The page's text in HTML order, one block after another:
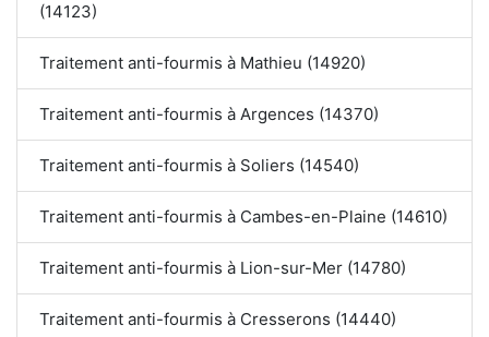
(14123)
Traitement anti-fourmis à Mathieu (14920)
Traitement anti-fourmis à Argences (14370)
Traitement anti-fourmis à Soliers (14540)
Traitement anti-fourmis à Cambes-en-Plaine (14610)
Traitement anti-fourmis à Lion-sur-Mer (14780)
Traitement anti-fourmis à Cresserons (14440)